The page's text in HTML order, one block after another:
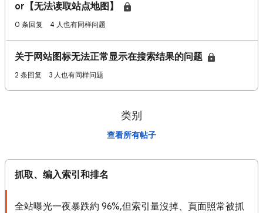
or【无法读取站点地图】
0 条回复 4 人也有同样问题
关于网站图标无法正常显示在搜索结果的问题
2 条回复 3 人也有同样问题
类别
查看所有帖子
抓取、编入索引和排名
全站曝光一夜暴跌約 96%,但索引量沒掉、頁面照常被抓